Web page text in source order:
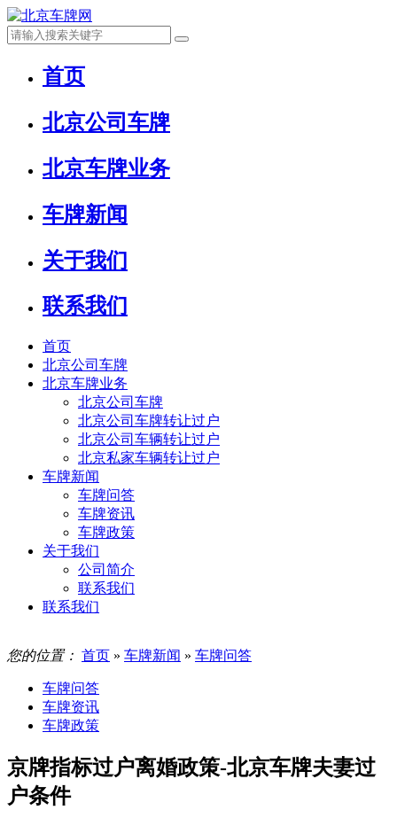
首页
北京公司车牌
北京车牌业务
车牌新闻
关于我们
联系我们
首页
北京公司车牌
北京车牌业务
北京公司车牌
北京公司车牌转让过户
北京公司车辆转让过户
北京私家车辆转让过户
车牌新闻
车牌问答
车牌资讯
车牌政策
关于我们
公司简介
联系我们
联系我们
您的位置： 首页 » 车牌新闻 » 车牌问答
车牌问答
车牌资讯
车牌政策
京牌指标过户离婚政策-北京车牌夫妻过
户条件